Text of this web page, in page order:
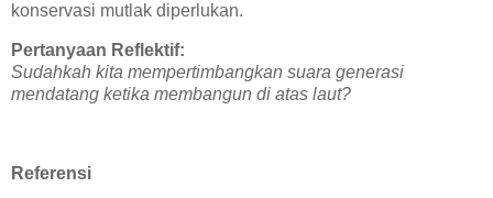
konservasi mutlak diperlukan.
Pertanyaan Reflektif:
Sudahkah kita mempertimbangkan suara generasi
mendatang ketika membangun di atas laut?
Referensi